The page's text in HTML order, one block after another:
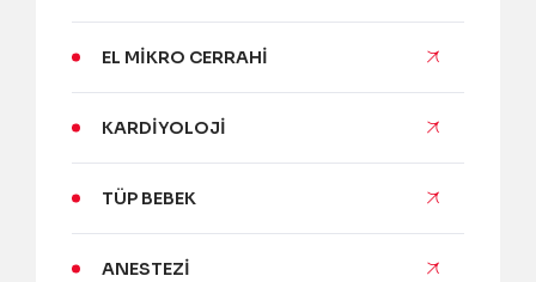
EL MIKRO CERRAHI
KARDIYOLOJI
TÜP BEBEK
ANESTEZI